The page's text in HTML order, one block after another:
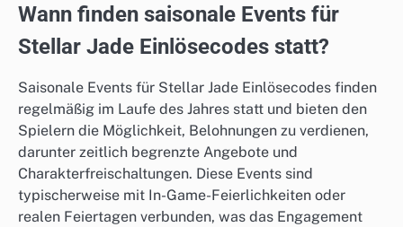
Wann finden saisonale Events für
Stellar Jade Einlösecodes statt?
Saisonale Events für Stellar Jade Einlösecodes finden
regelmäßig im Laufe des Jahres statt und bieten den
Spielern die Möglichkeit, Belohnungen zu verdienen,
darunter zeitlich begrenzte Angebote und
Charakterfreischaltungen. Diese Events sind
typischerweise mit In-Game-Feierlichkeiten oder
realen Feiertagen verbunden, was das Engagement